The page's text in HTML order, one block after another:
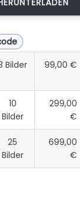
Bilder 99,00 €
10
Bilder
299,00
€
25
Bilder
699,00
€